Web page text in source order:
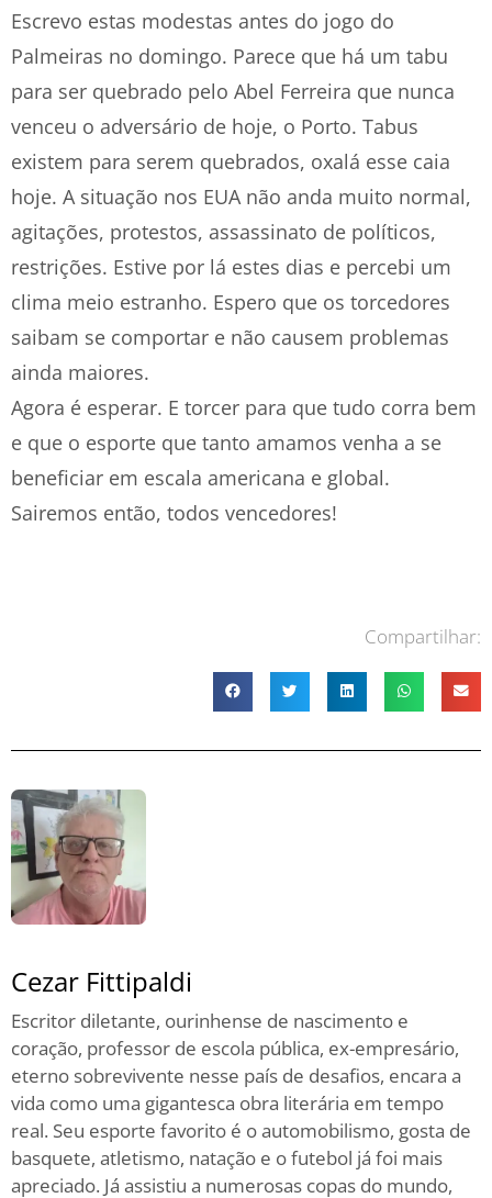
Escrevo estas modestas antes do jogo do
Palmeiras no domingo. Parece que há um tabu
para ser quebrado pelo Abel Ferreira que nunca
venceu o adversário de hoje, o Porto. Tabus
existem para serem quebrados, oxalá esse caia
hoje. A situação nos EUA não anda muito normal,
agitações, protestos, assassinato de políticos,
restrições. Estive por lá estes dias e percebi um
clima meio estranho. Espero que os torcedores
saibam se comportar e não causem problemas
ainda maiores.
Agora é esperar. E torcer para que tudo corra bem
e que o esporte que tanto amamos venha a se
beneficiar em escala americana e global.
Sairemos então, todos vencedores!
Compartilhar:
Cezar Fittipaldi
Escritor diletante, ourinhense de nascimento e
coração, professor de escola pública, ex-empresário,
eterno sobrevivente nesse país de desafios, encara a
vida como uma gigantesca obra literária em tempo
real. Seu esporte favorito é o automobilismo, gosta de
basquete, atletismo, natação e o futebol já foi mais
apreciado. Já assistiu a numerosas copas do mundo,